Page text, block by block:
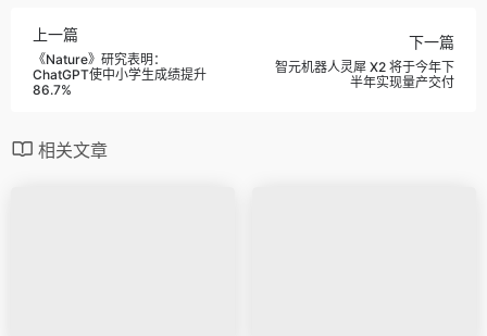
上一篇
《Nature》研究表明：
ChatGPT使中小学生成绩提升
86.7%
下一篇
智元机器人灵犀 X2 将于今年下
半年实现量产交付
相关文章